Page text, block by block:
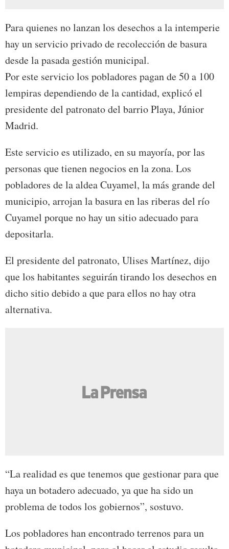
Para quienes no lanzan los desechos a la intemperie
hay un servicio privado de recolección de basura
desde la pasada gestión municipal.
Por este servicio los pobladores pagan de 50 a 100
lempiras dependiendo de la cantidad, explicó el
presidente del patronato del barrio Playa, Júnior
Madrid.
Este servicio es utilizado, en su mayoría, por las
personas que tienen negocios en la zona. Los
pobladores de la aldea Cuyamel, la más grande del
municipio, arrojan la basura en las riberas del río
Cuyamel porque no hay un sitio adecuado para
depositarla.
El presidente del patronato, Ulises Martínez, dijo
que los habitantes seguirán tirando los desechos en
dicho sitio debido a que para ellos no hay otra
alternativa.
“La realidad es que tenemos que gestionar para que
haya un botadero adecuado, ya que ha sido un
problema de todos los gobiernos”, sostuvo.
Los pobladores han encontrado terrenos para un